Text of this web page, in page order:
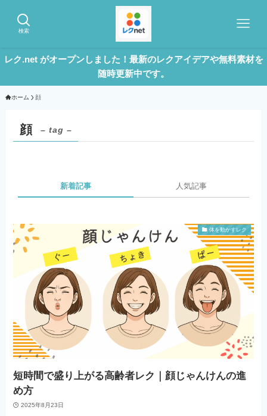
検索
レク.net がオープンしました！最新のレクアイデアや無料素材を
随時更新中です。
ホーム 顔
顔 – tag –
新着記事 人気記事
体を動かすレク
短時間で盛り上がる高齢者レク｜顔じゃんけんの進
め方
2025年8月23日